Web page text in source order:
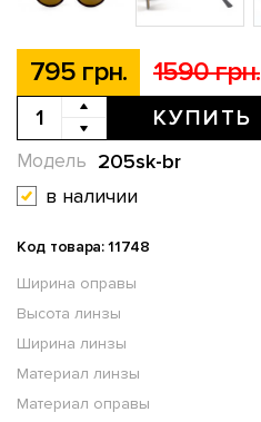
795 грн. 1590 грн.
КУПИТЬ
205sk-br
Модель
в наличии
Код товара: 11748
Ширина оправы
Высота линзы
Ширина линзы
Материал линзы
Материал оправы